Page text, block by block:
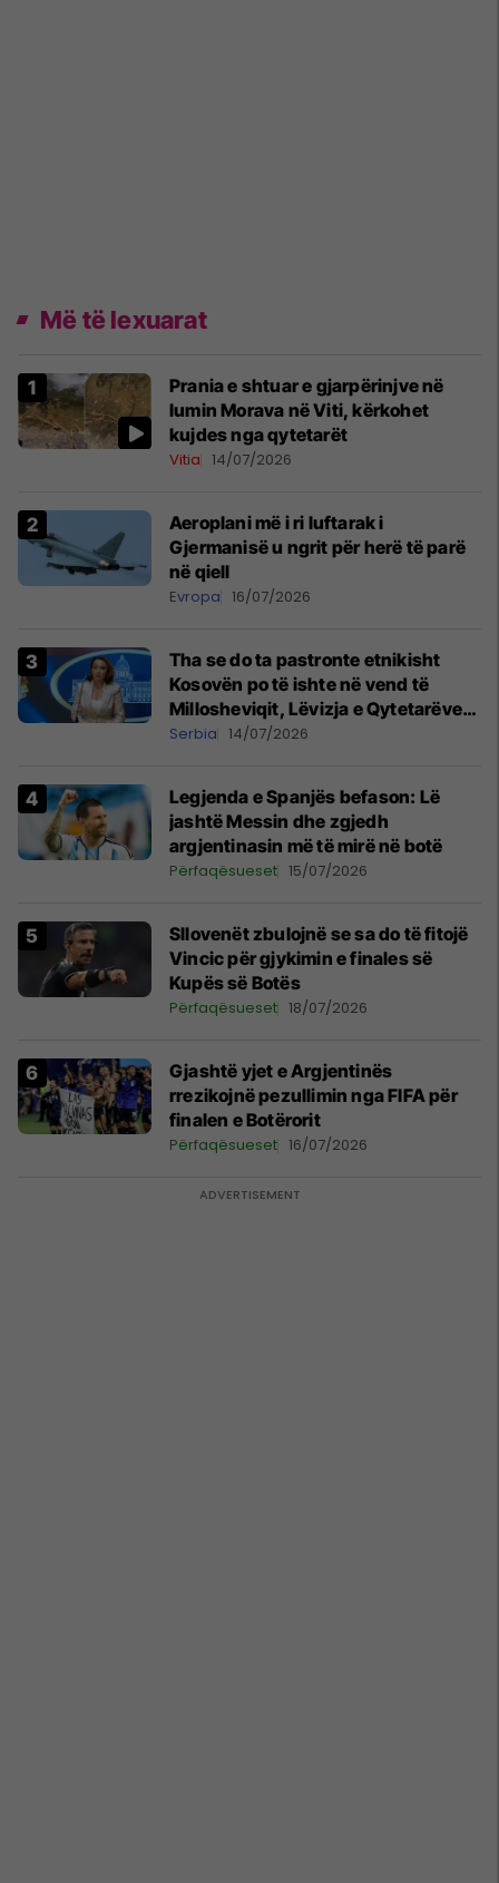
Më të lexuarat
Prania e shtuar e gjarpërinjve në
lumin Morava në Viti, kërkohet
kujdes nga qytetarët
Vitia 14/07/2026
Aeroplani më i ri luftarak i
Gjermanisë u ngrit për herë të parë
në qiell
Evropa 16/07/2026
Tha se do ta pastronte etnikisht
Kosovën po të ishte në vend të
Millosheviqit, Lëvizja e Qytetarëve
të Lirë në Serbi kërkon shkarkimin e
Serbia 14/07/2026
Legjenda e Spanjës befason: Lë
jashtë Messin dhe zgjedh
argjentinasin më të mirë në botë
Përfaqësueset 15/07/2026
Sllovenët zbulojnë se sa do të fitojë
Vincic për gjykimin e finales së
Kupës së Botës
Përfaqësueset 18/07/2026
Gjashtë yjet e Argjentinës
rrezikojnë pezullimin nga FIFA për
finalen e Botërorit
Përfaqësueset 16/07/2026